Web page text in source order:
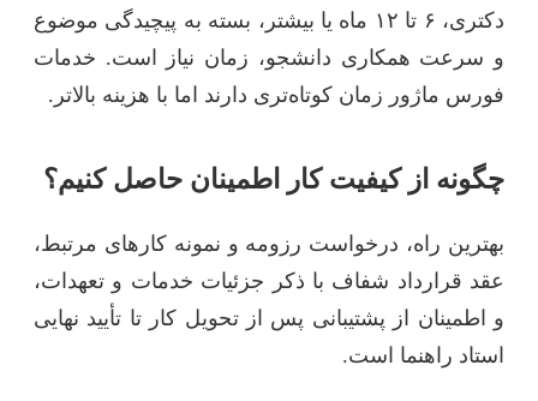
دکتری، ۶ تا ۱۲ ماه یا بیشتر، بسته به پیچیدگی موضوع
و سرعت همکاری دانشجو، زمان نیاز است. خدمات
فورس ماژور زمان کوتاه‌تری دارند اما با هزینه بالاتر.
چگونه از کیفیت کار اطمینان حاصل کنیم؟
بهترین راه، درخواست رزومه و نمونه کارهای مرتبط،
عقد قرارداد شفاف با ذکر جزئیات خدمات و تعهدات،
و اطمینان از پشتیبانی پس از تحویل کار تا تأیید نهایی
استاد راهنما است.